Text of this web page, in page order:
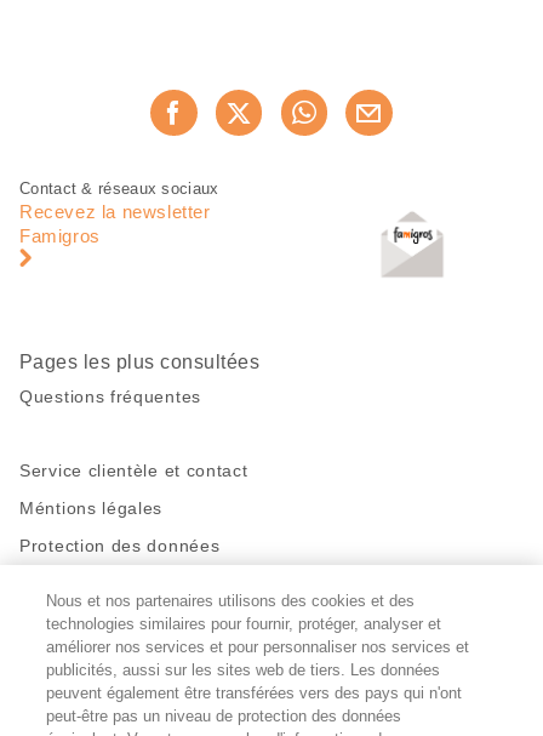
Recommander maintenant
Pied
page
Navigation
pied
Contact & réseaux sociaux
Recevez la newsletter
Famigros
Pages les plus consultées
Questions fréquentes
Service clientèle et contact
Méntions légales
Protection des données
Restez en contact!
Facebook
http://twitter.com/migros
https://www.youtube.com/user/
PinterestInstagram
Paramètres des cookies
Nous et nos partenaires utilisons des cookies et des
technologies similaires pour fournir, protéger, analyser et
améliorer nos services et pour personnaliser nos services et
publicités, aussi sur les sites web de tiers. Les données
peuvent également être transférées vers des pays qui n'ont
peut-être pas un niveau de protection des données